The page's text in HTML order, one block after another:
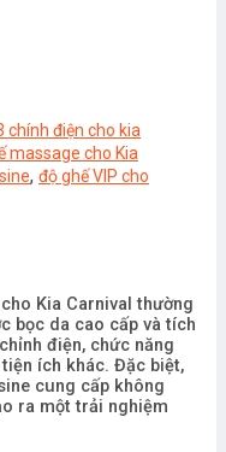
chính điện cho kia
massage cho Kia
, độ ghế VIP cho
Kia Carnival thường
bọc da cao cấp và tích
điện, chức năng
ích khác. Đặc biệt,
cung cấp không
ra một trải nghiệm